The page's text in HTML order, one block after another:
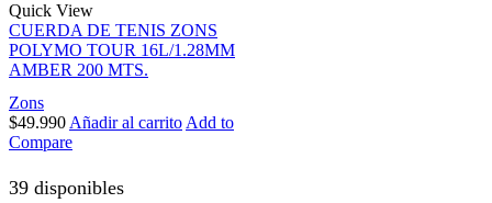
Quick View
CUERDA DE TENIS ZONS
POLYMO TOUR 16L/1.28MM
AMBER 200 MTS.
Zons
$49.990 Añadir al carrito Add to
Compare
39 disponibles